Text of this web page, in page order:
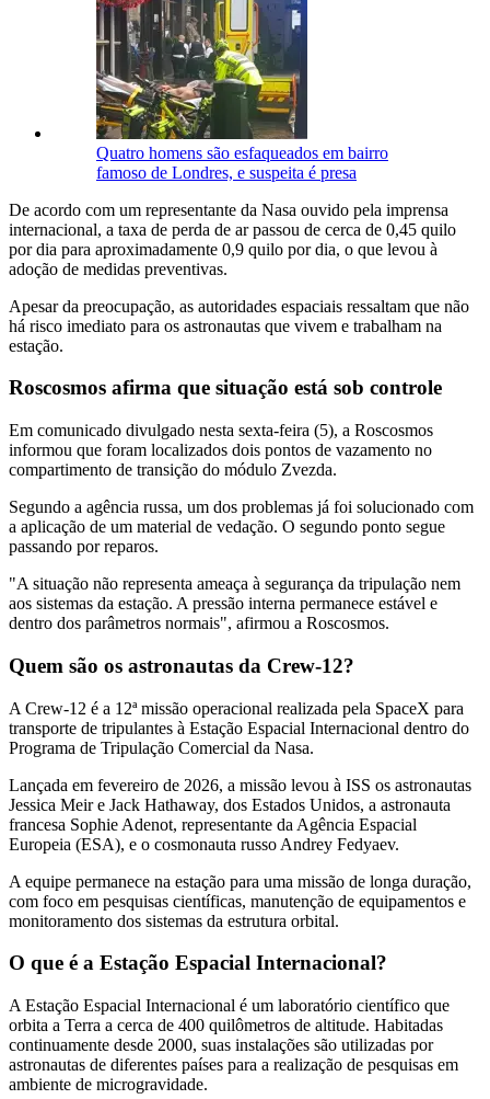
Quatro homens são esfaqueados em bairro
famoso de Londres, e suspeita é presa
De acordo com um representante da Nasa ouvido pela imprensa
internacional, a taxa de perda de ar passou de cerca de 0,45 quilo
por dia para aproximadamente 0,9 quilo por dia, o que levou à
adoção de medidas preventivas.
Apesar da preocupação, as autoridades espaciais ressaltam que não
há risco imediato para os astronautas que vivem e trabalham na
estação.
Roscosmos afirma que situação está sob controle
Em comunicado divulgado nesta sexta-feira (5), a Roscosmos
informou que foram localizados dois pontos de vazamento no
compartimento de transição do módulo Zvezda.
Segundo a agência russa, um dos problemas já foi solucionado com
a aplicação de um material de vedação. O segundo ponto segue
passando por reparos.
"A situação não representa ameaça à segurança da tripulação nem
aos sistemas da estação. A pressão interna permanece estável e
dentro dos parâmetros normais", afirmou a Roscosmos.
Quem são os astronautas da Crew-12?
A Crew-12 é a 12ª missão operacional realizada pela SpaceX para
transporte de tripulantes à Estação Espacial Internacional dentro do
Programa de Tripulação Comercial da Nasa.
Lançada em fevereiro de 2026, a missão levou à ISS os astronautas
Jessica Meir e Jack Hathaway, dos Estados Unidos, a astronauta
francesa Sophie Adenot, representante da Agência Espacial
Europeia (ESA), e o cosmonauta russo Andrey Fedyaev.
A equipe permanece na estação para uma missão de longa duração,
com foco em pesquisas científicas, manutenção de equipamentos e
monitoramento dos sistemas da estrutura orbital.
O que é a Estação Espacial Internacional?
A Estação Espacial Internacional é um laboratório científico que
orbita a Terra a cerca de 400 quilômetros de altitude. Habitadas
continuamente desde 2000, suas instalações são utilizadas por
astronautas de diferentes países para a realização de pesquisas em
ambiente de microgravidade.